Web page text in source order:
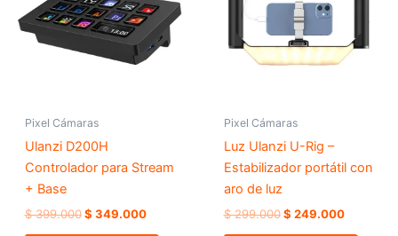
Pixel Cámaras
Ulanzi D200H
Controlador para Stream
+ Base
$399.000 $ 349.000
Pixel Cámaras
Luz Ulanzi U-Rig –
Estabilizador portátil con
aro de luz
$299.000 $ 249.000